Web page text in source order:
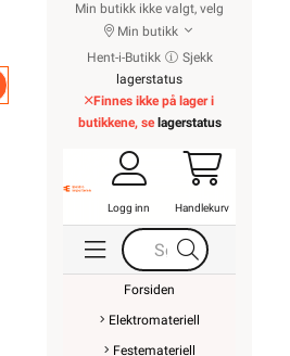
Min butikk ikke valgt, velg
Min butikk
Hent-i-Butikk
Sjekk
lagerstatus
Finnes ikke på lager i
butikkene, se lagerstatus
Logg inn Handlekurv
Forsiden
Elektromateriell
Festemateriell